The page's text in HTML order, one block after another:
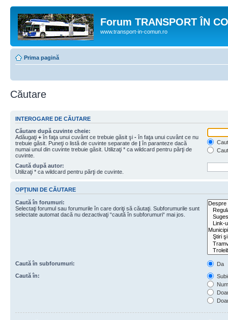
Forum TRANSPORT ÎN
www.transport-in-comun.ro
Prima pagină
Căutare
INTEROGARE DE CĂUTARE
Căutare după cuvinte cheie:
Adăugaţi + în faţa unui cuvânt ce trebuie găsit şi - în faţa unui cuvânt ce nu
trebuie găsit. Puneţi o listă de cuvinte separate de | în paranteze dacă
numai unul din cuvinte trebuie găsit. Utilizaţi * ca wildcard pentru părţi de
cuvinte.
Caută după autor:
Utilizaţi * ca wildcard pentru părţi de cuvinte.
OPŢIUNI DE CĂUTARE
Caută în forumuri:
Selectaţi forumul sau forumurile în care doriţi să căutaţi. Subforumurile sunt
selectate automat dacă nu dezactivaţi “caută în subforumuri“ mai jos.
Caută în subforumuri:
Da
Caută în: